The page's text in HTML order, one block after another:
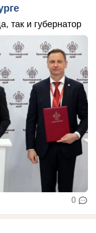
так и губернатор
0